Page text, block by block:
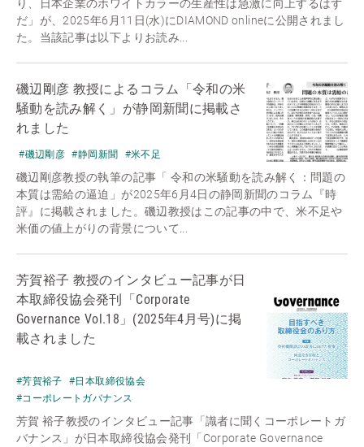
り、日本企業のホワイトカラーの生産性は急激に向上するはず
だ」が、2025年6月11日(水)にDIAMOND onlineに公開されまし
た。当該記事は以下よりお読み...
磯辺剛彦 教授によるコラム「令和の米
騒動を読み解く」が静岡新聞に掲載さ
れました
#磯辺剛彦 #静岡新聞 #米不足
磯辺剛彦教授の執筆の記事「 令和の米騒動を読み解く：問題の
本質は需給の逼迫」が2025年6月4日の静岡新聞のコラム『時
評』に掲載されました。磯辺教授はこの記事の中で、米不足や
米価の値上がりの背景について...
芳賀裕子 教授のインタビュー記事が日
本取締役協会発刊「Corporate
Governance Vol.18」(2025年4月号)に掲
載されました
#芳賀裕子
#日本取締役協会
#コーポレートガバナンス
芳賀 裕子教授のインタビュー記事「識者に聞くコーポレートガ
バナンス」が日本取締役協会発刊「Corporate Governance